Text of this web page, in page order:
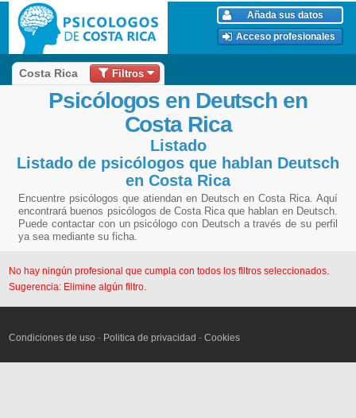
Añada sus datos
Acceso profesionales
Costa Rica Filtros
Psicólogos en Deutsch en
Costa Rica
Listado
Listado de psicólogos que hablan Deutsch
en Costa Rica
Encuentre psicólogos que atiendan en Deutsch en Costa Rica. Aquí
encontrará buenos psicólogos de Costa Rica que hablan en Deutsch.
Puede contactar con un psicólogo con Deutsch a través de su perfil
ya sea mediante su ficha.
No hay ningún profesional que cumpla con todos los filtros seleccionados.
Sugerencia: Elimine algún filtro.
Condiciones de uso - Politica de privacidad -Cookies